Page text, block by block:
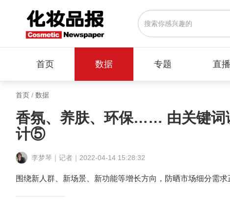
首页 数据 专题 直播
首页 / 数据
香氛、养肤、环保…… 由关键词
计⑤
李梦琴｜记者｜2022-04-14 15:28:32
围绕新人群、新场景、新功能等增长方向，防晒市场细分需求